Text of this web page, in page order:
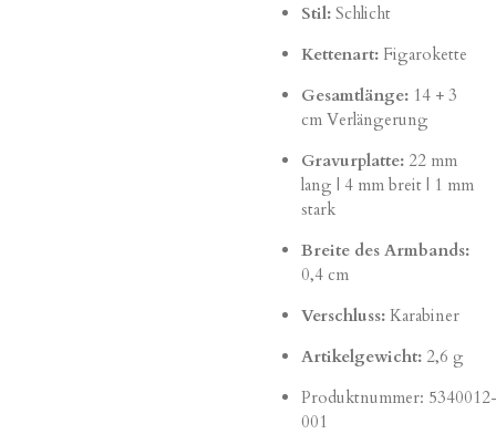
Stil:Schlicht
Kettenart:Figarokette
Gesamtlänge:14 + 3
cm Verlängerung
Gravurplatte:22 mm
lang | 4 mm breit | 1 mm
stark
Breite des Armbands:
0,4 cm
Verschluss:Karabiner
Artikelgewicht:2,6 g
Produktnummer:
001